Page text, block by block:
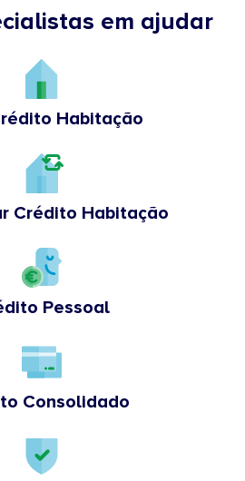
em ajudar
Habitação
Crédito Habitação
Pessoal
Consolidado